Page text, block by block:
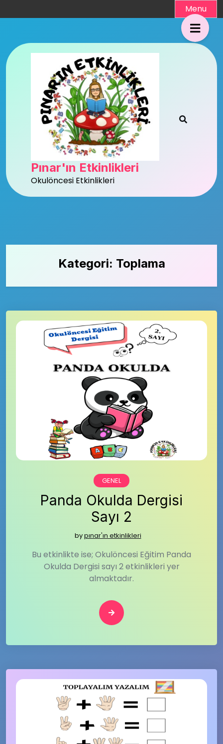
to
Menu
Pınar'ın Etkinlikleri
Okulöncesi Etkinlikleri
Kategori: Toplama
GENEL
Panda Okulda Dergisi
Sayı 2
bypınar'ın etkinlikleri
Bu etkinlikte ise; Okulöncesi Eğitim Panda
Okulda Dergisi sayı 2 etkinlikleri yer
almaktadır.